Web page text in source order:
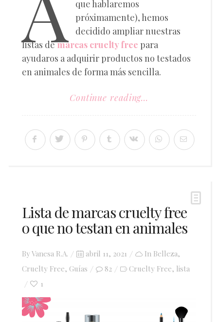
que hablaremos
próximamente), hemos
decidido ampliar nuestras
listas demarcas cruelty free para
ayudaros a adquirir productos no testados
en animales de forma más sencilla.
Continue reading...
Lista de marcas cruelty free
o que no testan en animales
ByVanesa R.A.
Posted
on
abril 11, 2021 In Belleza,
Cruelty Free, Guías 82 Cruelty Free, lista
1